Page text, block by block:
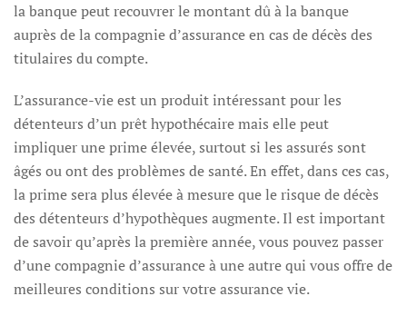
la banque peut recouvrer le montant dû à la banque
auprès de la compagnie d’assurance en cas de décès des
titulaires du compte.
L’assurance-vie est un produit intéressant pour les
détenteurs d’un prêt hypothécaire mais elle peut
impliquer une prime élevée, surtout si les assurés sont
âgés ou ont des problèmes de santé. En effet, dans ces cas,
la prime sera plus élevée à mesure que le risque de décès
des détenteurs d’hypothèques augmente. Il est important
de savoir qu’après la première année, vous pouvez passer
d’une compagnie d’assurance à une autre qui vous offre de
meilleures conditions sur votre assurance vie.